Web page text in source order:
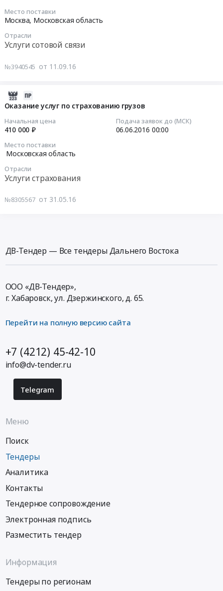
Место поставки
Москва, Московская область
Отрасли
Услуги сотовой связи
№3940545 от 11.09.16
Оказание услуг по страхованию грузов
Начальная цена
410 000 ₽
Подача заявок до (МСК)
06.06.2016 00:00
Место поставки
Московская область
Отрасли
Услуги страхования
№8305567 от 31.05.16
ДВ-Тендер — Все тендеры Дальнего Востока
ООО «ДВ-Тендер»,
г. Хабаровск,ул. Дзержинского, д. 65.
Перейти на полную версию сайта
+7 (4212) 45-42-10
info@dv-tender.ru
Telegram
Меню
Поиск
Тендеры
Аналитика
Контакты
Тендерное сопровождение
Электронная подпись
Разместить тендер
Информация
Тендеры по регионам